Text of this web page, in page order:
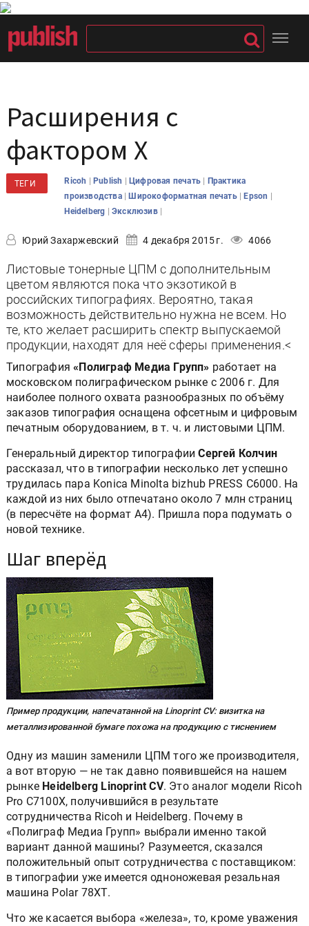
Расширения с
фактором Х
ТЕГИ Ricoh | Publish |Цифровая печать | Практика
производства |Широкоформатная печать |Epson |
Heidelberg | Эксклюзив |
Юрий Захаржевский 4 декабря 2015 г. 4066
Листовые тонерные ЦПМ с дополнительным
цветом являются пока что экзотикой в
российских типографиях. Вероятно, такая
возможность действительно нужна не всем. Но
те, кто желает расширить спектр выпускаемой
продукции, находят для неё сферы применения.<
Типография«Полиграф Медиа Групп» работает на
московском полиграфическом рынке с 2006 г. Для
наиболее полного охвата разнообразных по объёму
заказов типография оснащена офсетным и цифровым
печатным оборудованием, в т. ч. и листовыми ЦПМ.
Генеральный директор типографииСергей Колчин
рассказал, что в типографии несколько лет успешно
трудилась пара Konica Minolta bizhub PRESS C6000. На
каждой из них было отпечатано около 7 млн страниц
(в пересчёте на формат А4). Пришла пора подумать о
новой технике.
Шаг вперёд
Пример продукции, напечатанной на Linoprint CV: визитка на
металлизированной бумаге похожа на продукцию с тиснением
Одну из машин заменили ЦПМ того же производителя,
а вот вторую — не так давно появившейся на нашем
рынке Heidelberg Linoprint CV. Это аналог модели Ricoh
Pro C7100X, получившийся в результате
сотрудничества Ricoh и Heidelberg. Почему в
«Полиграф Медиа Групп» выбрали именно такой
вариант данной машины? Разумеется, сказался
положительный опыт сотрудничества с поставщиком:
в типографии уже имеется одноножевая резальная
машина Polar 78ХТ.
Что же касается выбора «железа», то, кроме уважения